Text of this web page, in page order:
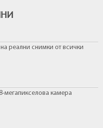
реални снимки от всички
мегапикселова камера